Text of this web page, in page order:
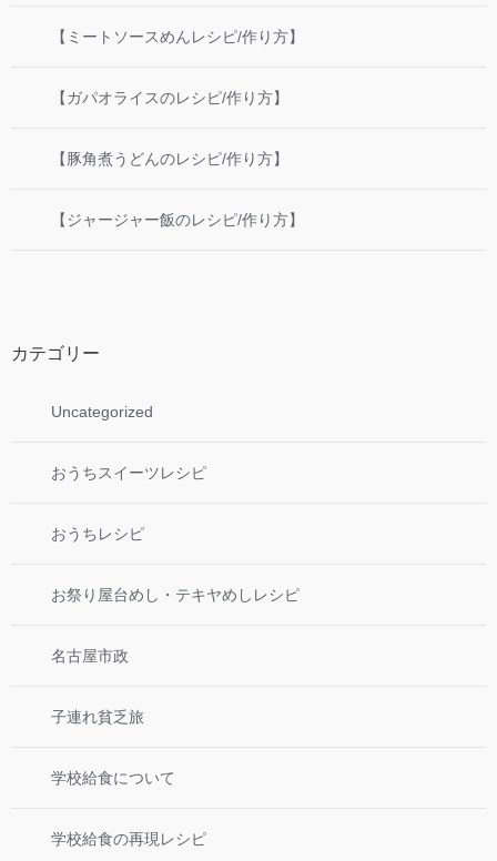
【ミートソースめんレシピ/作り方】
【ガパオライスのレシピ/作り方】
【豚角煮うどんのレシピ/作り方】
【ジャージャー飯のレシピ/作り方】
カテゴリー
Uncategorized
おうちスイーツレシピ
おうちレシピ
お祭り屋台めし・テキヤめしレシピ
名古屋市政
子連れ貧乏旅
学校給食について
学校給食の再現レシピ